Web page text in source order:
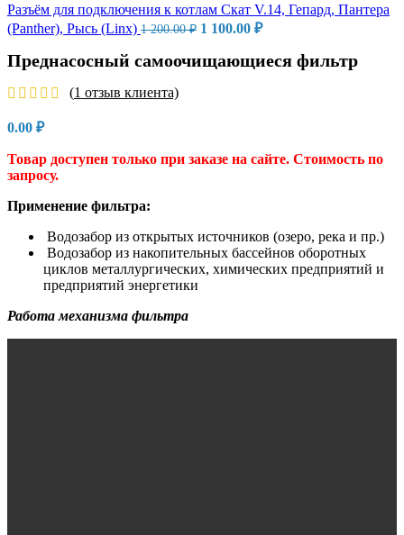
Разъём для подключения к котлам Скат V.14, Гепард, Пантера
(Panther), Рысь (Linx) 1 200.00₽ Первоначальная
составляла
1 100.00 ₽Текущая
1
Преднасосный самоочищающиеся фильтр
(1 отзыв клиента)
0.00 ₽
Товар доступен только при заказе на сайте. Стоимость по
запросу.
Применение фильтра:
Водозабор из открытых источников (озеро, река и пр.)
Водозабор из накопительных бассейнов оборотных
циклов металлургических, химических предприятий и
предприятий энергетики
Работа механизма фильтра